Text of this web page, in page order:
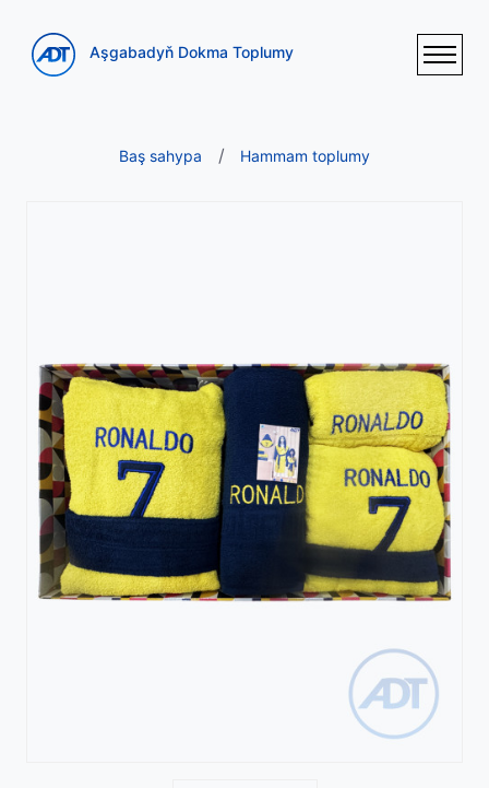
Aşgabadyň Dokma Toplumy
Baş sahypa Hammam toplumy